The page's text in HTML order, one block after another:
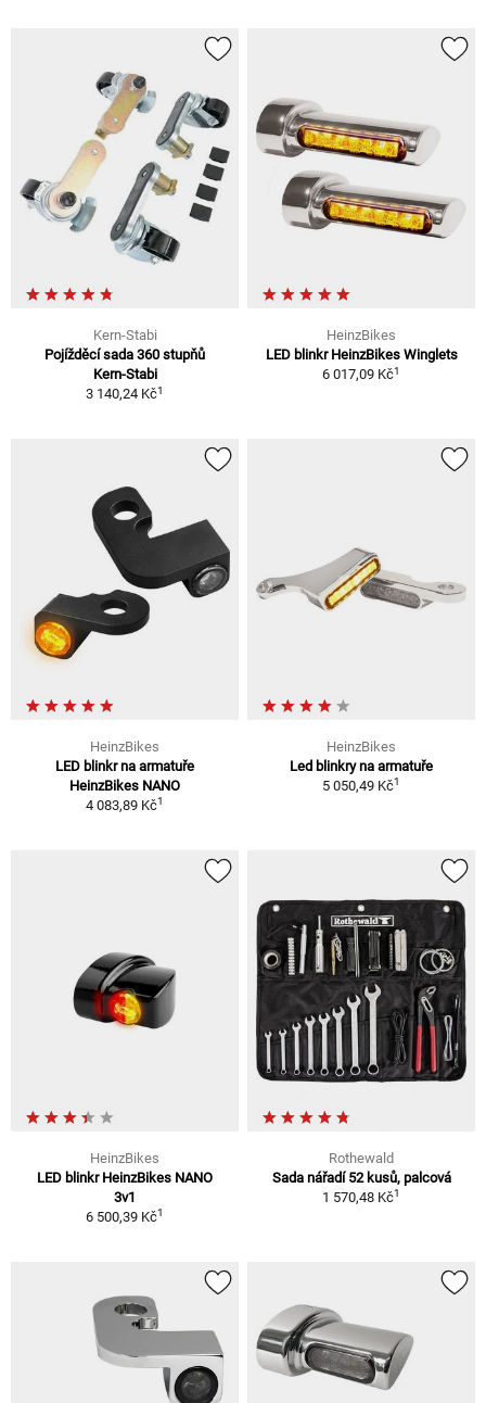
Kern-Stabi
Pojížděcí sada 360 stupňů
Kern-Stabi
3 140,24 Kč1
HeinzBikes
LED blinkr HeinzBikes Winglets
6 017,09 Kč1
HeinzBikes
LED blinkr na armatuře
HeinzBikes NANO
4 083,89 Kč1
HeinzBikes
Led blinkry na armatuře
5 050,49 Kč1
HeinzBikes
LED blinkr HeinzBikes NANO
3v1
6 500,39 Kč1
Rothewald
Sada nářadí 52 kusů, palcová
1 570,48 Kč1